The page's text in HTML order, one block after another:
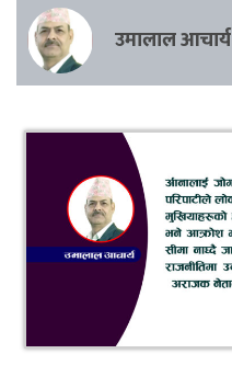
उमालाल आचार्य